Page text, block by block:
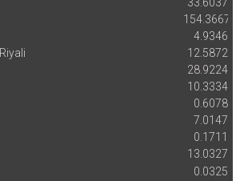
154.3667
4.9346
12.5872
28.9224
10.3334
0.6078
7.0147
0.1711
13.0327
0.0325